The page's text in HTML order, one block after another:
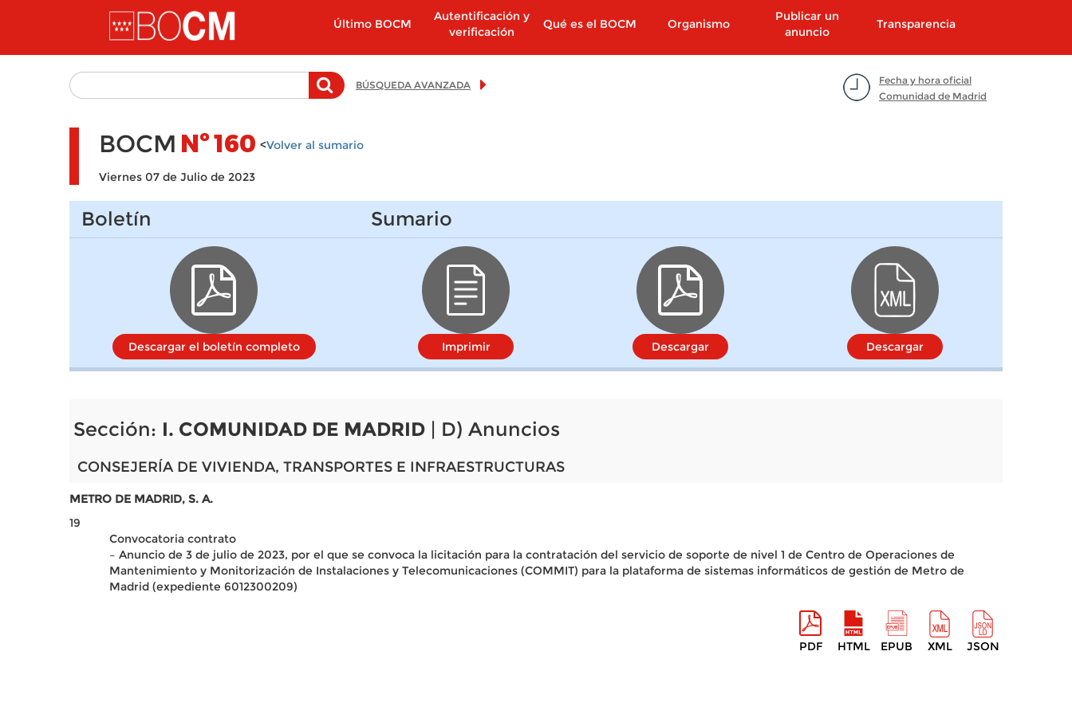
Pasar al contenido principal
Último BOCM
Autentificación y
verificación
Qué es el BOCM Organismo
Publicar un
anuncio
Transparencia
Fecha y hora oficial
Comunidad de Madrid
BÚSQUEDA AVANZADA
BOCM Nº160 <Volver al sumario
Viernes 07 de Julio de 2023
Boletín
Descargar el boletín completo
Sumario
Imprimir Descargar Descargar
Sección: I. COMUNIDAD DE MADRID | D) Anuncios
CONSEJERÍA DE VIVIENDA, TRANSPORTES E INFRAESTRUCTURAS
METRO DE MADRID, S. A.
19
Convocatoria contrato
– Anuncio de 3 de julio de 2023, por el que se convoca la licitación para la contratación del servicio de soporte de nivel 1 de Centro de Operaciones de
Mantenimiento y Monitorización de Instalaciones y Telecomunicaciones (COMMIT) para la plataforma de sistemas informáticos de gestión de Metro de
Madrid (expediente 6012300209)
PDF HTML EPUB XML JSON